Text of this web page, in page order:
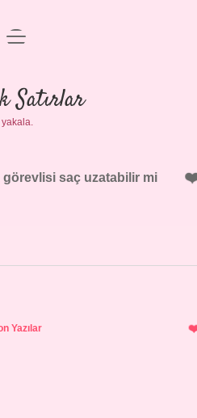
Politikası
Uyarı
menüyü
Satırlar
yakala.
saç uzatabilir mi
Yazılar